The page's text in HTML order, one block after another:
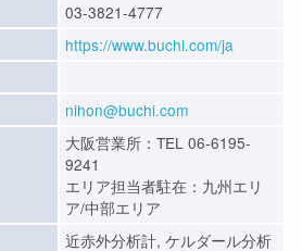
03-3821-4777
https://www.buchi.com/ja
nihon@buchi.com
大阪営業所：TEL 06-6195-
9241
エリア担当者駐在：九州エリ
ア/中部エリア
近赤外分析計, ケルダール分析